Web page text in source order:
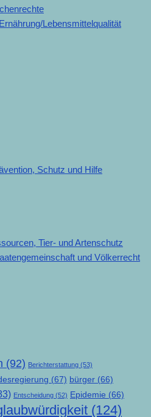
Lebensmittelqualität
Schutz und Hilfe
Tier- und Artenschutz
und Völkerrecht
(92) Berichterstattung (53)
(67) bürger (66)
Entscheidung (52) Epidemie (66)
(124)